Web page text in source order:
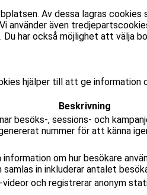
Av dessa lagras cookies
även
har också möjlighet att välja
hjälper till att ge information
Beskrivning
besöks-, sessions- och
nummer för att känna
om hur besökare
in inkluderar antalet
och registrerar anonym